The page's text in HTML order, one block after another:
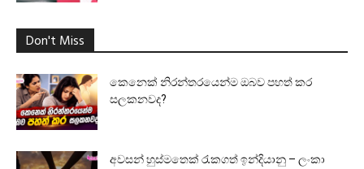
Don't Miss
කෙනෙක් නිරන්තරයෙන්ම ඔබව පහත් කර
සලකනවද?
අවසන් හුස්මතෙක් රැකගත් ඉන්දියානු – ලංකා